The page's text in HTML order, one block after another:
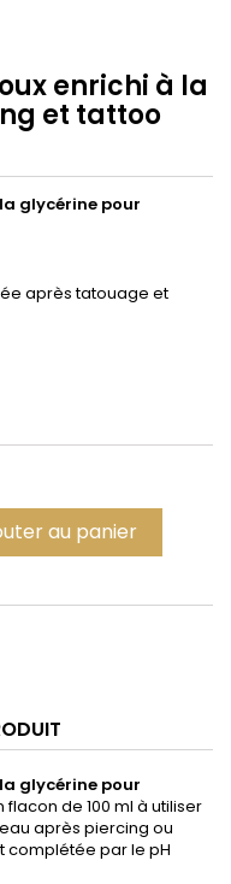
enrichi à la
et tattoo
glycérine pour
après tatouage et
au panier
glycérine pour
de 100 ml à utiliser
après piercing ou
complétée par le pH